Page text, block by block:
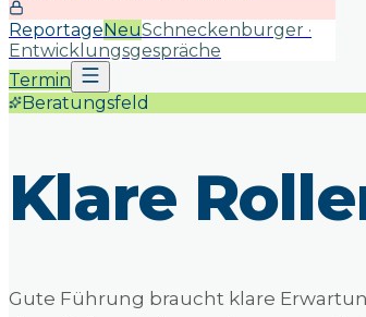
ReportageNeuSchneckenburger ·
Entwicklungsgespräche
Termin
Beratungsfeld
Klare
Gute Führung braucht klare